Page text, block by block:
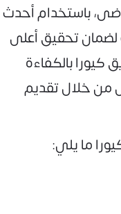
باستخدام أحدث
لضمان تحقيق أعلى
كيورا بالكفاءة
من خلال تقديم
ما يلي: